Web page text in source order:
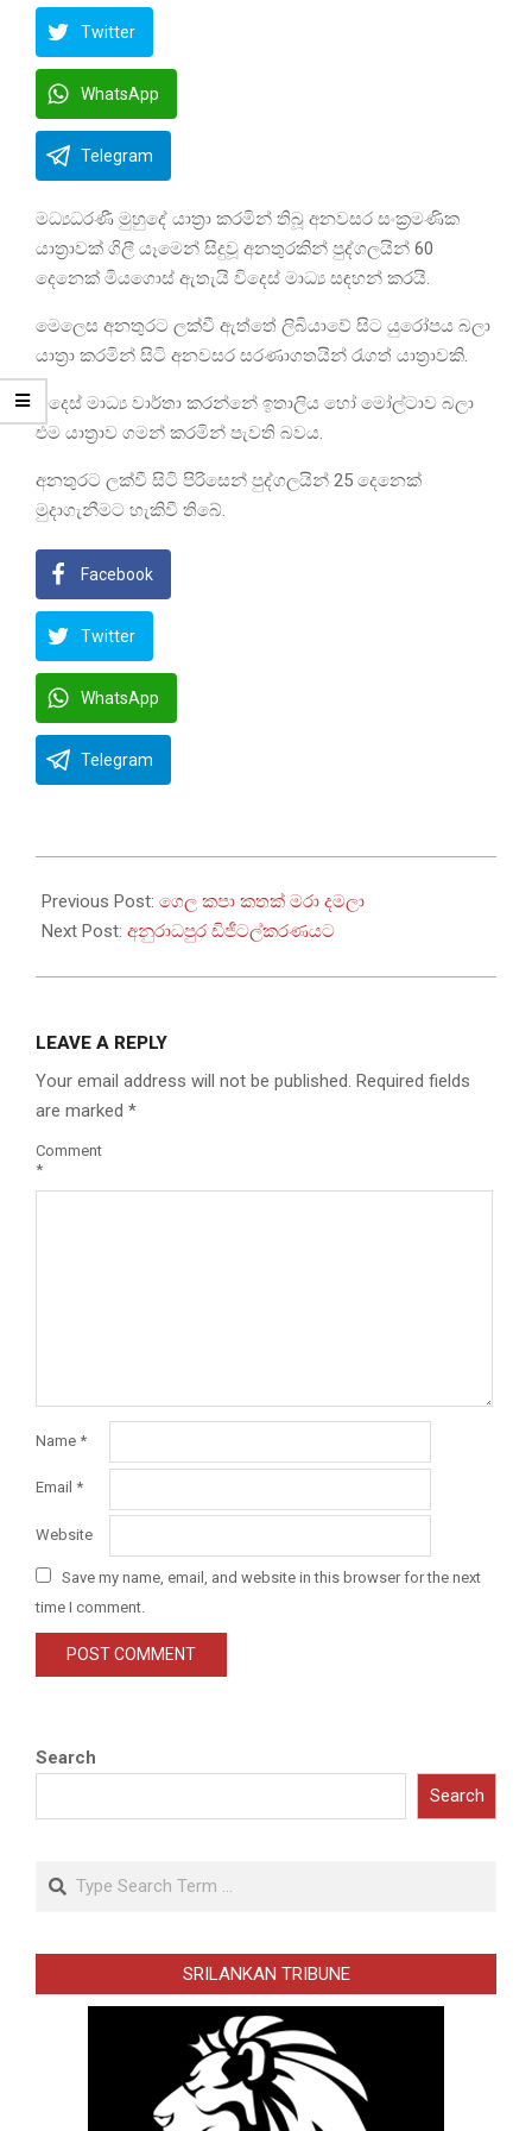
Twitter
WhatsApp
Telegram
මධ්‍යධරණී මුහුදේ යාත්‍රා කරමින් තිබූ අනවසර සංක්‍රමණික
යාත්‍රාවක් ගිලී යෑමෙන් සිදුවූ අනතුරකින් පුද්ගලයින් 60
දෙනෙක් මියගොස් ඇතැයි විදෙස් මාධ්‍ය සඳහන් කරයි.
මෙලෙස අනතුරට ලක්වී ඇත්තේ ලිබියාවේ සිට යුරෝපය බලා
යාත්‍රා කරමින් සිටි අනවසර සරණාගතයින් රැගත් යාත්‍රාවකි.
විදෙස් මාධ්‍ය වාර්තා කරන්නේ ඉතාලිය හෝ මෝල්ටාව බලා
එම යාත්‍රාව ගමන් කරමින් පැවති බවය.
අනතුරට ලක්වී සිටි පිරිසෙන් පුද්ගලයින් 25 දෙනෙක්
මුදාගැනීමට හැකිවී තිබේ.
Facebook
Twitter
WhatsApp
Telegram
03-
16
Previous Post: ගෙල කපා කතක් මරා දමලා
Next Post: අනුරාධපුර ඩිජීටල්කරණයට
LEAVE A REPLY
Your email address will not be published. Required fields
are marked *
Comment
*
Name *
Email *
Website
Save my name, email, and website in this browser for the next
time I comment.
Search
Search
Search
SRILANKAN TRIBUNE